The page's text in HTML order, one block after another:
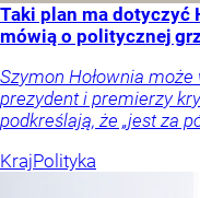
Taki plan ma dotyczyć
mówią o politycznej
Szymon Hołownia
prezydent i premierzy
podkreślają, że „jest za
KrajPolityka